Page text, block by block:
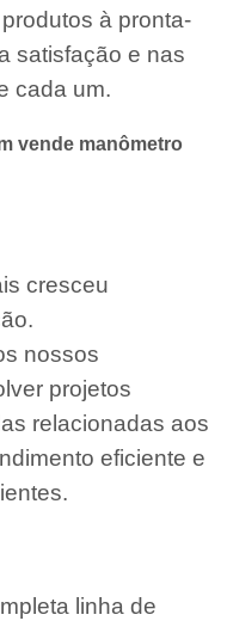
à pronta-
satisfação e nas
cada um.
vende manômetro
cresceu
nossos
projetos
relacionadas aos
eficiente e
linha de